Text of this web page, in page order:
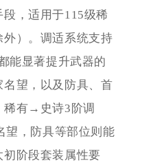
，适用于115级稀
）。调适系统支持
能显著提升武器的
望，以及防具、首
稀有→史诗3阶调
望，防具等部位则能
初阶段套装属性要